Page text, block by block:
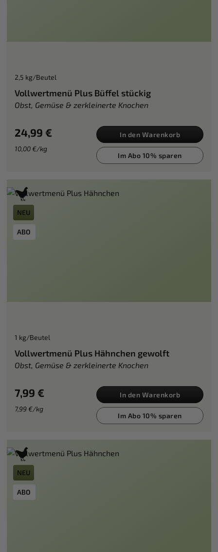
2,5 kg/Beutel
Vollwertmenü Plus Büffel stückig
Obst, Gemüse & zerkleinerte Knochen
24,99 €
10,00 €/kg
In den Warenkorb
Im Abo 10% sparen
ABO
NEU
1 kg/Beutel
Vollwertmenü Plus Hähnchen gewolft
Obst, Gemüse & zerkleinerte Knochen
7,99 €
7,99 €/kg
In den Warenkorb
Im Abo 10% sparen
ABO
NEU